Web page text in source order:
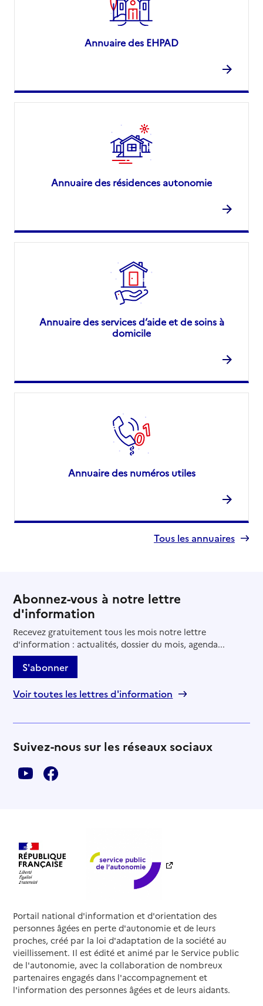
Annuaire des EHPAD
Annuaire des résidences autonomie
Annuaire des services d’aide et de soins à
domicile
Annuaire des numéros utiles
Tous les annuaires
Abonnez-vous à notre lettre
d'information
Recevez gratuitement tous les mois notre lettre
d'information : actualités, dossier du mois, agenda...
S'abonner
Voir toutes les lettres d'information
Suivez-nous sur les réseaux sociaux
Portail national d'information et d'orientation des
personnes âgées en perte d'autonomie et de leurs
proches, créé par la loi d'adaptation de la société au
vieillissement. Il est édité et animé par le Service public
de l'autonomie, avec la collaboration de nombreux
partenaires engagés dans l'accompagnement et
l'information des personnes âgées et de leurs aidants.